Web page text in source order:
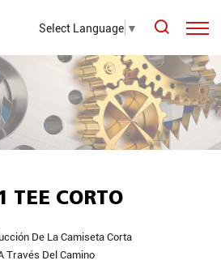
Select Language ▼
TEE CORTO
De La Camiseta Corta
Través Del Camino